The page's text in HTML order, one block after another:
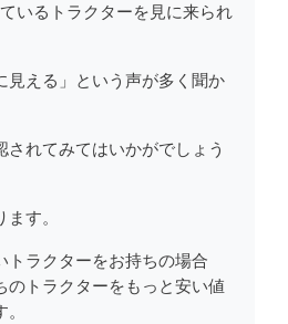
るトラクターを見に来られ
見える」という声が多く聞か
されてみてはいかがでしょう
す。
トラクターをお持ちの場合
のトラクターをもっと安い値